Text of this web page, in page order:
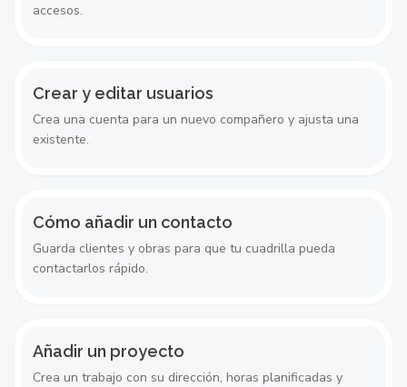
accesos.
Crear y editar usuarios
Crea una cuenta para un nuevo compañero y ajusta una
existente.
Cómo añadir un contacto
Guarda clientes y obras para que tu cuadrilla pueda
contactarlos rápido.
Añadir un proyecto
Crea un trabajo con su dirección, horas planificadas y